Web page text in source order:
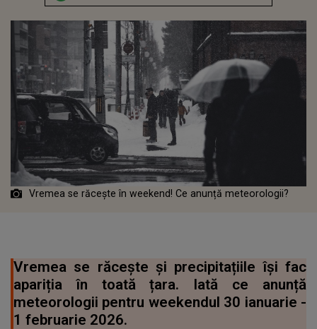
Vremea se răcește în weekend! Ce anunță meteorologii?
Vremea se răcește și precipitațiile își fac
apariția în toată țara. Iată ce anunță
meteorologii pentru weekendul 30 ianuarie -
1 februarie 2026.